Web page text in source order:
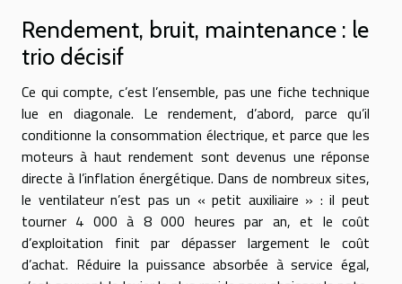
Rendement, bruit, maintenance : le
trio décisif
Ce qui compte, c’est l’ensemble, pas une fiche technique
lue en diagonale. Le rendement, d’abord, parce qu’il
conditionne la consommation électrique, et parce que les
moteurs à haut rendement sont devenus une réponse
directe à l’inflation énergétique. Dans de nombreux sites,
le ventilateur n’est pas un « petit auxiliaire » : il peut
tourner 4 000 à 8 000 heures par an, et le coût
d’exploitation finit par dépasser largement le coût
d’achat. Réduire la puissance absorbée à service égal,